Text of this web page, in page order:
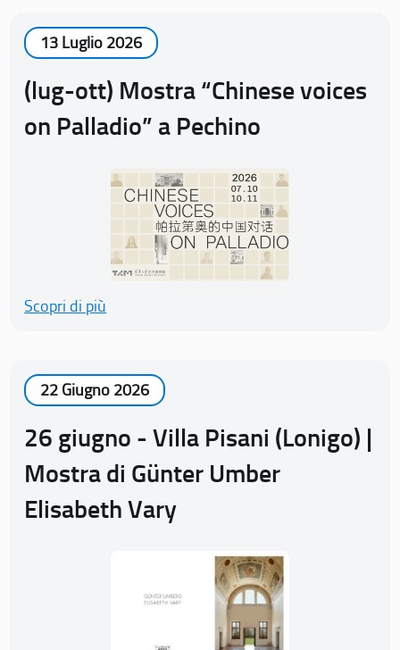
13 Luglio 2026
(lug-ott) Mostra “Chinese voices
on Palladio” a Pechino
Scopri di più
22 Giugno 2026
26 giugno - Villa Pisani (Lonigo) |
Mostra di Günter Umber
Elisabeth Vary